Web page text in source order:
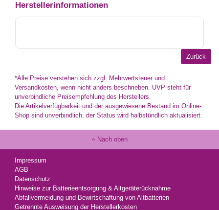
Herstellerinformationen
*Alle Preise verstehen sich zzgl. Mehrwertsteuer und
Versandkosten, wenn nicht anders beschrieben. UVP steht für
unverbindliche Preisempfehlung des Herstellers.
Die Artikelverfügbarkeit und der ausgewiesene Bestand im Online-
Shop sind unverbindlich, der Status wird halbstündlich aktualisiert.
Nach oben
Impressum
AGB
Datenschutz
Hinweise zur Batterieentsorgung & Altgeräterücknahme
Abfallvermeidung und Bewirtschaftung von Altbatterien
Getrennte Ausweisung der Herstellerkosten